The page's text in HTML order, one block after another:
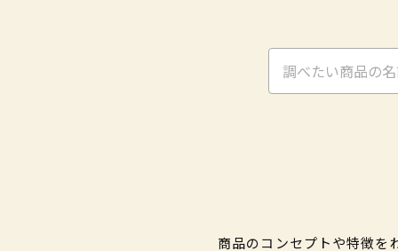
商品のコンセプトや特徴を